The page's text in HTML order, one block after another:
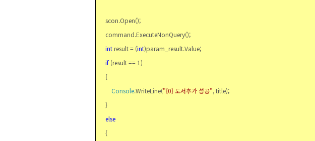
scon.Open();
command.ExecuteNonQuery();
intresult = (int)param_result.Value;
if (result == 1)
{
Console.WriteLine("{0}도서추가 성공", title);
}
else
{